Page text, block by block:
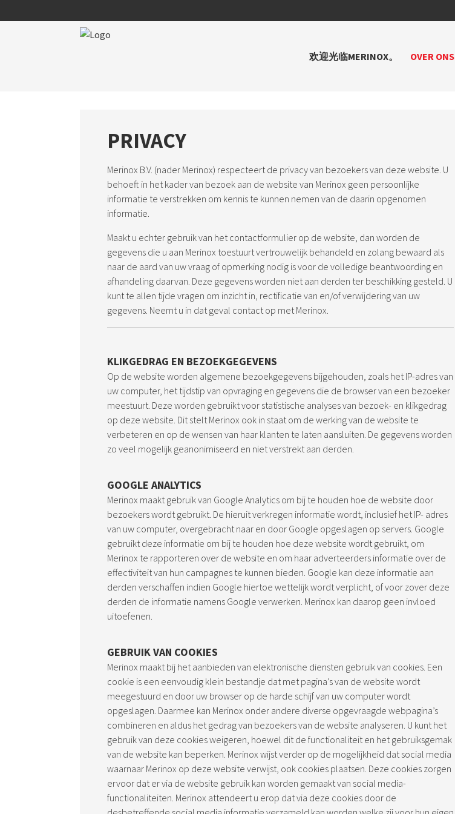
欢迎光临MERINOX。 OVER ONS
PRIVACY
Merinox B.V. (nader Merinox) respecteert de privacy van bezoekers van deze website. U
behoeft in het kader van bezoek aan de website van Merinox geen persoonlijke
informatie te verstrekken om kennis te kunnen nemen van de daarin opgenomen
informatie.
Maakt u echter gebruik van het contactformulier op de website, dan worden de
gegevens die u aan Merinox toestuurt vertrouwelijk behandeld en zolang bewaard als
naar de aard van uw vraag of opmerking nodig is voor de volledige beantwoording en
afhandeling daarvan. Deze gegevens worden niet aan derden ter beschikking gesteld. U
kunt te allen tijde vragen om inzicht in, rectificatie van en/of verwijdering van uw
gegevens. Neemt u in dat geval contact op met Merinox.
KLIKGEDRAG EN BEZOEKGEGEVENS
Op de website worden algemene bezoekgegevens bijgehouden, zoals het IP-adres van
uw computer, het tijdstip van opvraging en gegevens die de browser van een bezoeker
meestuurt. Deze worden gebruikt voor statistische analyses van bezoek- en klikgedrag
op deze website. Dit stelt Merinox ook in staat om de werking van de website te
verbeteren en op de wensen van haar klanten te laten aansluiten. De gegevens worden
zo veel mogelijk geanonimiseerd en niet verstrekt aan derden.
GOOGLE ANALYTICS
Merinox maakt gebruik van Google Analytics om bij te houden hoe de website door
bezoekers wordt gebruikt. De hieruit verkregen informatie wordt, inclusief het IP- adres
van uw computer, overgebracht naar en door Google opgeslagen op servers. Google
gebruikt deze informatie om bij te houden hoe deze website wordt gebruikt, om
Merinox te rapporteren over de website en om haar adverteerders informatie over de
effectiviteit van hun campagnes te kunnen bieden. Google kan deze informatie aan
derden verschaffen indien Google hiertoe wettelijk wordt verplicht, of voor zover deze
derden de informatie namens Google verwerken. Merinox kan daarop geen invloed
uitoefenen.
GEBRUIK VAN COOKIES
Merinox maakt bij het aanbieden van elektronische diensten gebruik van cookies. Een
cookie is een eenvoudig klein bestandje dat met pagina’s van de website wordt
meegestuurd en door uw browser op de harde schijf van uw computer wordt
opgeslagen. Daarmee kan Merinox onder andere diverse opgevraagde webpagina’s
combineren en aldus het gedrag van bezoekers van de website analyseren. U kunt het
gebruik van deze cookies weigeren, hoewel dit de functionaliteit en het gebruiksgemak
van de website kan beperken. Merinox wijst verder op de mogelijkheid dat social media
waarnaar Merinox op deze website verwijst, ook cookies plaatsen. Deze cookies zorgen
ervoor dat er via de website gebruik kan worden gemaakt van social media-
functionaliteiten. Merinox attendeert u erop dat via deze cookies door de